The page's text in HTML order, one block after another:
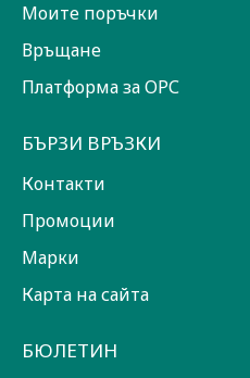
Моите поръчки
Връщане
Платформа за ОРС
БЪРЗИ ВРЪЗКИ
Контакти
Промоции
Марки
Карта на сайта
БЮЛЕТИН